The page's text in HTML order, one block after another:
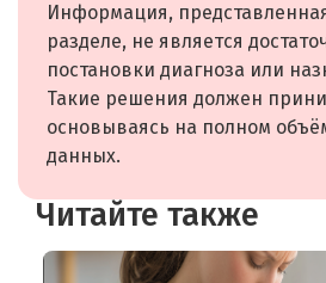
Информация,
разделе, не является
постановки диагноза или
Такие решения должен
основываясь на полном
данных.
Читайте также